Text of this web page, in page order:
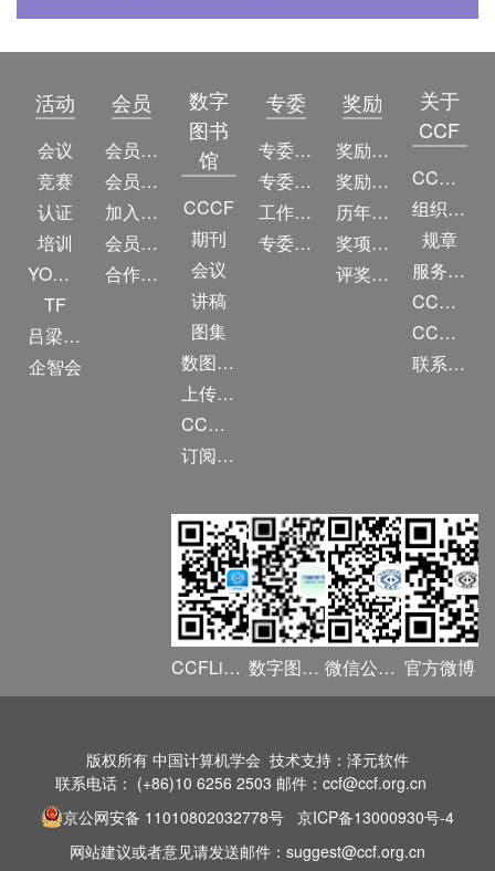
活动
会议
竞赛
认证
培训
YOCSEF
TF
吕梁振兴
企智会
会员
会员简介
会员权益
加入CCF
会员交费
合作伙伴
数字
图书
馆
CCCF
期刊
会议
讲稿
图集
数图编审委员会
上传/发布作品
CCF DL Focus
订阅《计算》
专委
专委简介
专委条例
工作问答
专委名单
奖励
奖励动态
奖励目录
历年获奖名单
奖项推荐
评奖条例
关于
CCF
CCF简介
组织机构
规章
服务项目
CCF大事记
CCF创建60周年
联系我们
CCFLink APP 数字图书馆 微信公众号 官方微博
版权所有 中国计算机学会 技术支持：泽元软件
联系电话： (+86)10 6256 2503 邮件：ccf@ccf.org.cn
京公网安备 11010802032778号 京ICP备13000930号-4
网站建议或者意见请发送邮件：suggest@ccf.org.cn